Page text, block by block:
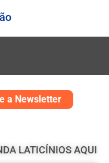
a Newsletter
LATICÍNIOS AQUI